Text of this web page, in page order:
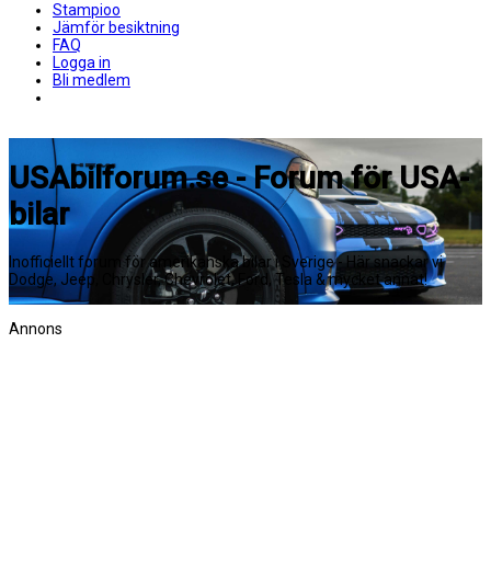
Stampioo
Jämför besiktning
FAQ
Logga in
Bli medlem
USAbilforum.se - Forum för USA-
bilar
Inofficiellt forum för amerikanska bilar i Sverige - Här snackar vi
Dodge, Jeep, Chrysler, Chevrolet, Ford, Tesla & mycket annat!
Annons